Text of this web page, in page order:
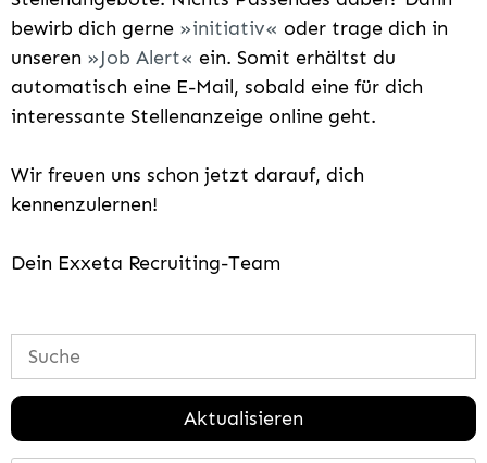
bewirb dich gerne
initiativ
oder trage dich in
unseren
Job Alert
ein. Somit erhältst du
automatisch eine E-Mail, sobald eine für dich
interessante Stellenanzeige online geht.
Wir freuen uns schon jetzt darauf, dich
kennenzulernen!
Dein Exxeta Recruiting-Team
Aktualisieren